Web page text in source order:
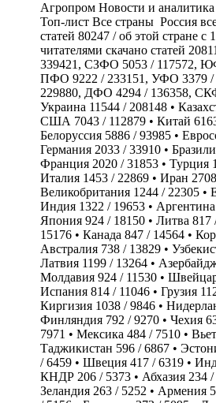
Агропром Новости и
Топ-лист Все страны Россия
статей 80247 / об этой стране с
читателями скачано статей
339421, СЗФО 5053 / 117572,
ПФО 9222 / 233151, УФО 3379
229880, ДФО 4294 / 136358,
Украина 11544 / 208148 •
США 7043 / 112879 • Китай
Белоруссия 5886 / 93985 •
Германия 2033 / 33910 •
Франция 2020 / 31853 • Турция
Италия 1453 / 22869 • Иран
Великобритания 1244 / 22305 •
Индия 1322 / 19653 • Аргентина
Япония 924 / 18150 • Литва
15176 • Канада 847 / 14564 •
Австралия 738 / 13829 •
Латвия 1199 / 13264 •
Молдавия 924 / 11530 •
Испания 814 / 11046 • Грузия
Киргизия 1038 / 9846 •
Финляндия 792 / 9270 • Чехия
7971 • Мексика 484 / 7510 •
Таджикистан 596 / 6867 •
/ 6459 • Швеция 417 / 6319 •
КНДР 206 / 5373 • Абхазия 234 /
Зеландия 263 / 5252 • Армения